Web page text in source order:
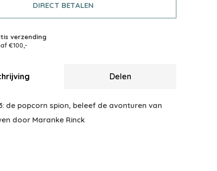
DIRECT BETALEN
verzending
€100,-
Delen
de popcorn spion, beleef de avonturen van
door Maranke Rinck